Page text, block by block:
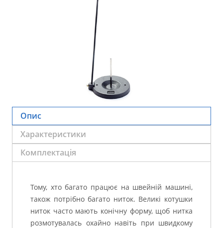
Опис
Характеристики
Комплектація
Тому, хто багато працює на швейній машині,
також потрібно багато ниток. Великі котушки
ниток часто мають конічну форму, щоб нитка
розмотувалась охайно навіть при швидкому